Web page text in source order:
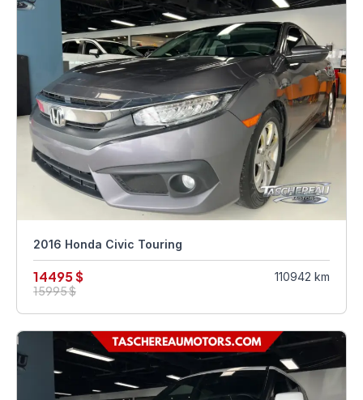
2016 Honda Civic Touring
14495 $
15995 $
110942 km